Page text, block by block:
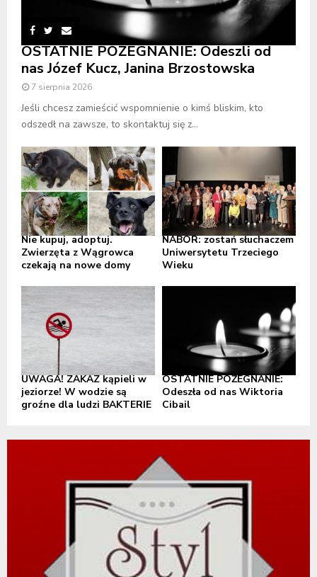
OSTATNIE POŻEGNANIE: Odeszli od
nas Józef Kucz, Janina Brzostowska
7 sierpnia 2026
Jeśli chcesz zamieścić wspomnienie o kimś bliskim, kto
odszedł na zawsze, to skontaktuj się z...
Nie kupuj, adoptuj.
Zwierzęta z Wągrowca
czekają na nowe domy
NABÓR: zostań słuchaczem
Uniwersytetu Trzeciego
Wieku
UWAGA! ZAKAZ kąpieli w
jeziorze! W wodzie są
groźne dla ludzi BAKTERIE
OSTATNIE POŻEGNANIE:
Odeszła od nas Wiktoria
Cibail